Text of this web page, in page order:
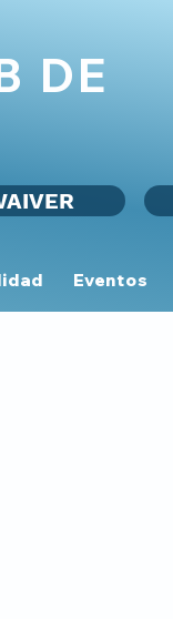
DE
Eventos